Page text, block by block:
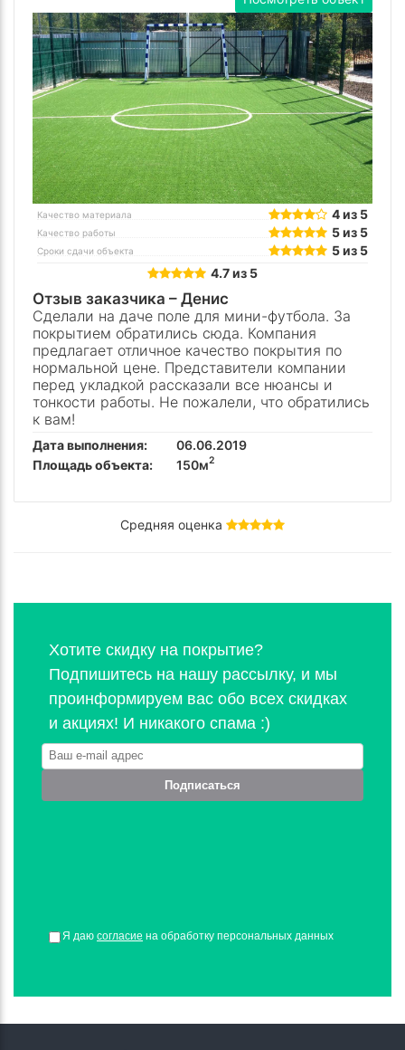
Качество материала 4 из 5
Качество работы 5 из 5
Сроки сдачи объекта
5 из 5
4.7 из 5
Отзыв заказчика – Денис
Сделали на даче поле для мини-футбола. За
покрытием обратились сюда. Компания
предлагает отличное качество покрытия по
нормальной цене. Представители компании
перед укладкой рассказали все нюансы и
тонкости работы. Не пожалели, что обратились
к вам!
Дата выполнения:
06.06.2019
Площадь объекта:
150м2
Средняя оценка
Хотите скидку на покрытие?
Подпишитесь на нашу рассылку, и мы
проинформируем вас обо всех скидках
и акциях! И никакого спама :)
Подписаться
Я даю согласие на обработку персональных данных